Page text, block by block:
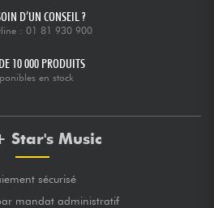
D’UN CONSEIL ?
: 01 81 930 900
10 000 PRODUITS
en stock
Star's Music
sécurisé
mandat administratif